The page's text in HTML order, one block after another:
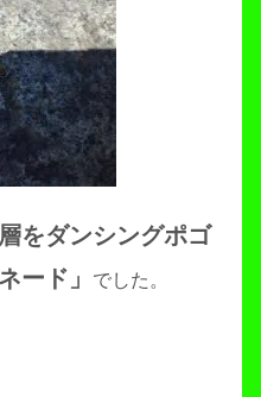
層をダンシングポゴ
ード」
でした。